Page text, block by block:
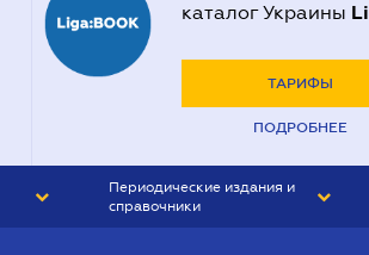
каталог Украины
ТАРИФЫ
ПОДРОБНЕЕ
Периодические издания и
справочники